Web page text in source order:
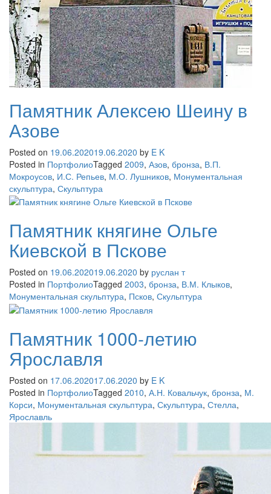
Памятник Алексею Шеину в
Азове
Posted on 19.06.202019.06.2020 by E K
Posted in ПортфолиоTagged 2009, Азов, бронза, В.П.
Мокроусов, И.С. Репьев, М.О. Лушников, Монументальная
скульптура, Скульптура
Памятник княгине Ольге
Киевской в Пскове
Posted on 19.06.202019.06.2020 by руслан т
Posted in ПортфолиоTagged 2003, бронза, В.М. Клыков,
Монументальная скульптура, Псков, Скульптура
Памятник 1000-летию
Ярославля
Posted on 17.06.202017.06.2020 by E K
Posted in ПортфолиоTagged 2010, А.Н. Ковальчук, бронза, М.
Корси, Монументальная скульптура, Скульптура, Стелла,
Ярославль